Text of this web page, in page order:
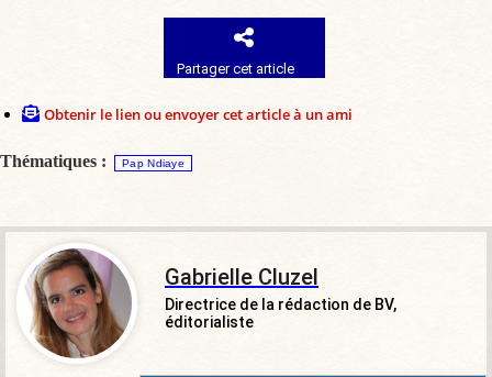
Partager cet article
Obtenir le lien ou envoyer cet article à un ami
Thématiques : Pap Ndiaye
Gabrielle Cluzel
Directrice de la rédaction de BV,
éditorialiste